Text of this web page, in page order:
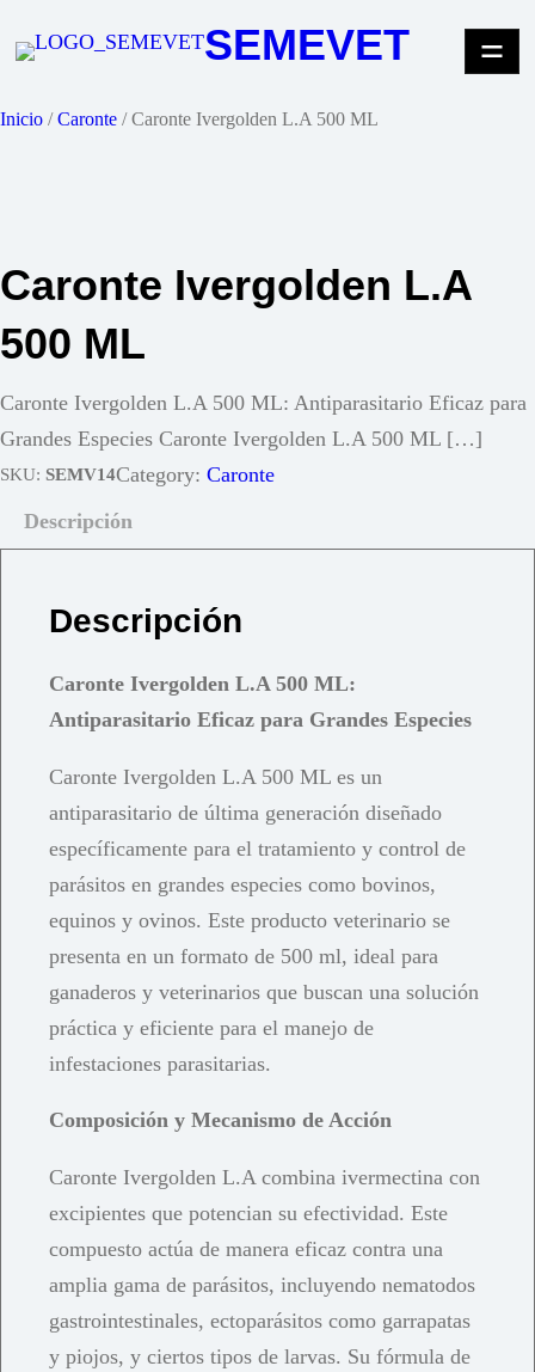
SEMEVET
Inicio /Caronte / Caronte Ivergolden L.A 500 ML
Caronte Ivergolden L.A
500 ML
Caronte Ivergolden L.A 500 ML: Antiparasitario Eficaz para
Grandes Especies Caronte Ivergolden L.A 500 ML […]
SKU: SEMV14Category: Caronte
Descripción
Descripción
Caronte Ivergolden L.A 500 ML:
Antiparasitario Eficaz para Grandes Especies
Caronte Ivergolden L.A 500 ML es un
antiparasitario de última generación diseñado
específicamente para el tratamiento y control de
parásitos en grandes especies como bovinos,
equinos y ovinos. Este producto veterinario se
presenta en un formato de 500 ml, ideal para
ganaderos y veterinarios que buscan una solución
práctica y eficiente para el manejo de
infestaciones parasitarias.
Composición y Mecanismo de Acción
Caronte Ivergolden L.A combina ivermectina con
excipientes que potencian su efectividad. Este
compuesto actúa de manera eficaz contra una
amplia gama de parásitos, incluyendo nematodos
gastrointestinales, ectoparásitos como garrapatas
y piojos, y ciertos tipos de larvas. Su fórmula de